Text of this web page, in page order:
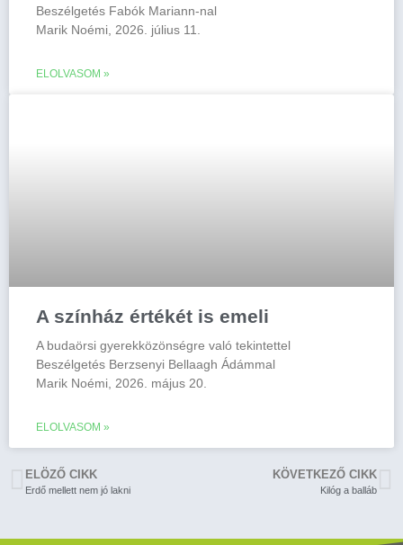
Beszélgetés Fabók Mariann-nal
Marik Noémi, 2026. július 11.
ELOLVASOM »
A színház értékét is emeli
A budaörsi gyerekközönségre való tekintettel
Beszélgetés Berzsenyi Bellaagh Ádámmal
Marik Noémi, 2026. május 20.
ELOLVASOM »
ELÖZŐ CIKK
Erdő mellett nem jó lakni
KÖVETKEZŐ CIKK
Kilóg a balláb